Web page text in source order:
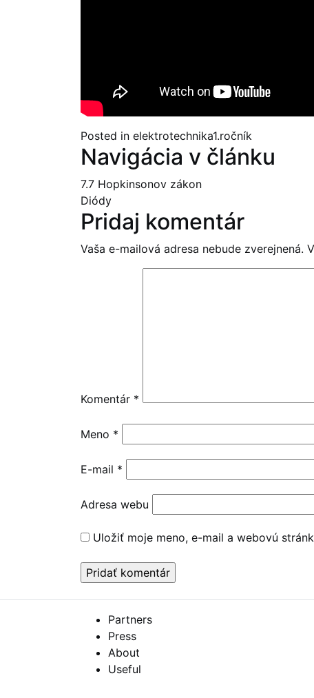
Posted in elektrotechnika1.ročník
Navigácia v článku
7.7 Hopkinsonov zákon
Diódy
Pridaj komentár
Vaša e-mailová adresa nebude zverejnená.
Komentár *
Meno *
E-mail *
Adresa webu
Uložiť moje meno, e-mail a webovú
Partners
Press
About
Useful